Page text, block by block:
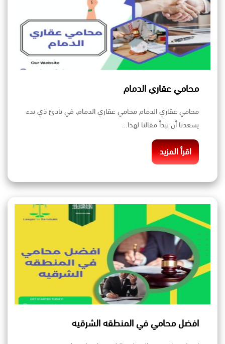
محامي عقاري الدمام
محامي عقاري الدمام محامي عقاري الدمام، في بادئ ذي بدء
يسعدنا أن نبدأ مقالنا لهذا…
اقرأ المزيد
افضل محامي في المنطقه الشرقيه